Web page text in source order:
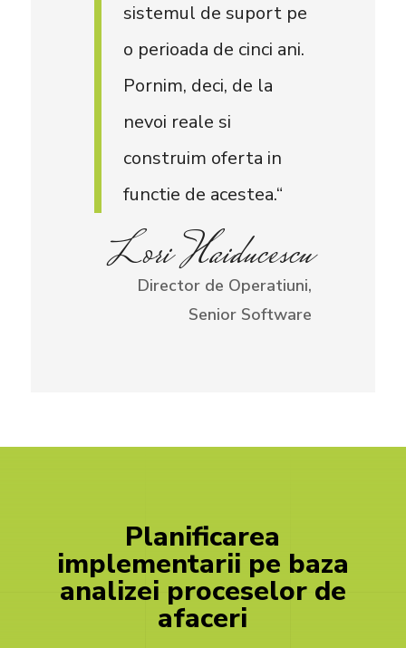
sistemul de suport pe
o perioada de cinci ani.
Pornim, deci, de la
nevoi reale si
construim oferta in
functie de acestea.“
Lori Haiducescu
Director de Operatiuni,
Senior Software
Planificarea
implementarii pe baza
analizei proceselor de
afaceri